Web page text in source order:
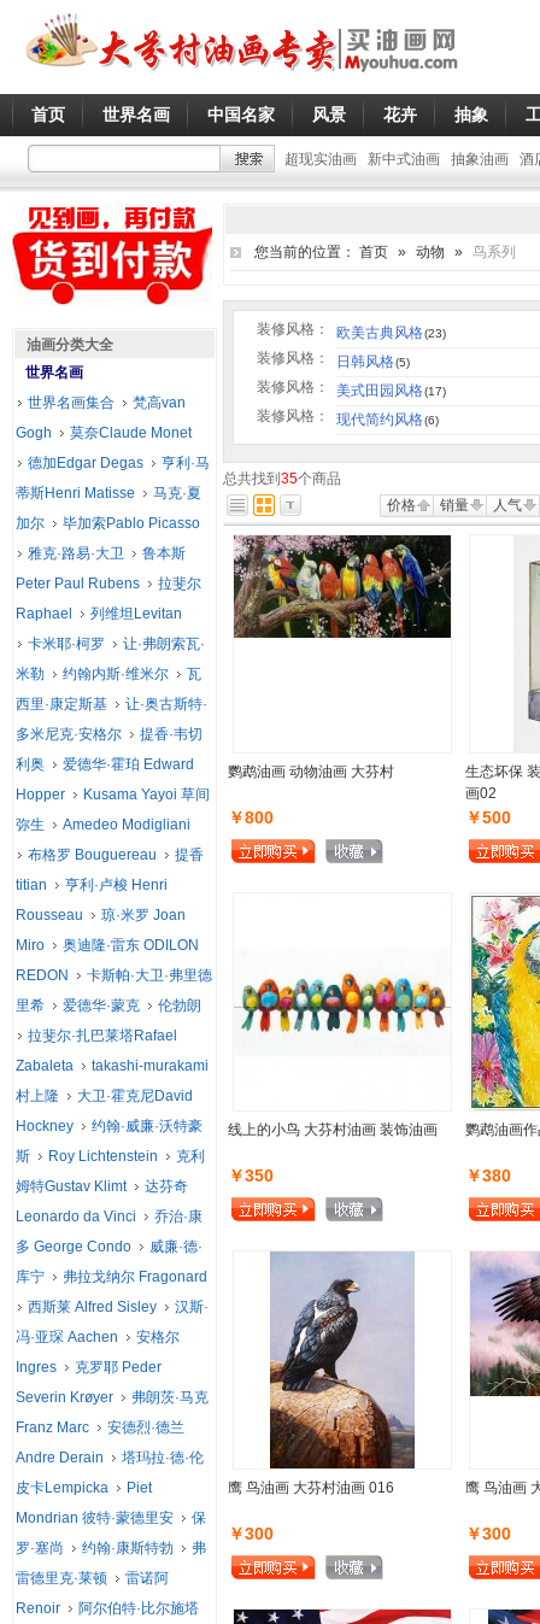
首页 世界名画 中国名家 风景 花卉 抽象
超现实油画 新中式油画 抽象油画 酒
您当前的位置： 首页 » 动物 » 鸟系列
装修风格： 欧美古典风格(23)
装修风格： 日韩风格(5)
装修风格： 美式田园风格(17)
装修风格： 现代简约风格(6)
总共找到 35个商品
价格
销量 人气
鹦鹉油画 动物油画 大芬村
￥800
生态坏保
画02
￥500
线上的小鸟 大芬村油画 装饰油画
￥350
鹦鹉油画
￥380
鹰 鸟油画 大芬村油画 016
￥300
鹰 鸟油画
￥300
油画分类大全
世界名画
世界名画集合
梵高van
Gogh
莫奈Claude Monet
德加Edgar Degas
亨利·马
蒂斯Henri Matisse
马克·夏
加尔
毕加索Pablo Picasso
雅克·路易·大卫
鲁本斯
Peter Paul Rubens
拉斐尔
Raphael
列维坦Levitan
卡米耶·柯罗
让·弗朗索瓦·
米勒
约翰内斯·维米尔
瓦
西里·康定斯基
让·奥古斯特·
多米尼克·安格尔
提香·韦切
利奥
爱德华·霍珀 Edward
Hopper
Kusama Yayoi 草间
弥生
Amedeo Modigliani
布格罗 Bouguereau
提香
titian
亨利·卢梭 Henri
Rousseau
琼·米罗 Joan
Miro
奥迪隆·雷东 ODILON
REDON
卡斯帕·大卫·弗里德
里希
爱德华·蒙克
伦勃朗
拉斐尔·扎巴莱塔Rafael
Zabaleta
takashi-murakami
村上隆
大卫·霍克尼David
Hockney
约翰·威廉·沃特豪
斯
Roy Lichtenstein
克利
姆特Gustav Klimt
达芬奇
Leonardo da Vinci
乔治·康
多 George Condo
威廉·德·
库宁
弗拉戈纳尔 Fragonard
西斯莱 Alfred Sisley
汉斯·
冯·亚琛 Aachen
安格尔
Ingres
克罗耶 Peder
Severin Krøyer
弗朗茨·马克
Franz Marc
安德烈·德兰
Andre Derain
塔玛拉·德·伦
皮卡Lempicka
Piet
Mondrian 彼特·蒙德里安
保
罗·塞尚
约翰·康斯特勃
弗
雷德里克·莱顿
雷诺阿
Renoir
阿尔伯特·比尔施塔